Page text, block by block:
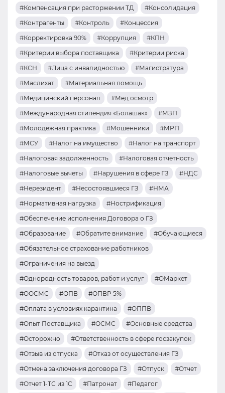
#Компенсация при расторжении ТД
#Консолидация
#Контрагенты
#Контроль
#Концессия
#Корректировка 90%
#Коррупция
#КПН
#Критерии выбора поставщика
#Критерии риска
#КСН
#Лица с инвалидностью
#Магистратура
#Маслихат
#Материальная помощь
#Медицинский персонал
#Мед.осмотр
#Международная стипендия «Болашак»
#МЗП
#Молодежная практика
#Мошенники
#МРП
#МСУ
#Налог на имущество
#Налог на транспорт
#Налоговая задолженность
#Налоговая отчетность
#Налоговые вычеты
#Нарушения в сфере ГЗ
#НДС
#Нерезидент
#Несостоявшиеся ГЗ
#НМА
#Нормативная нагрузка
#Нострификация
#Обеспечение исполнения Договора о ГЗ
#Образование
#Обратите внимание
#Обучающиеся
#Обязательное страхование работников
#Ограничения на выезд
#Однородность товаров, работ и услуг
#ОМаркет
#ООСМС
#ОПВ
#ОПВР 5%
#Оплата в условиях карантина
#ОППВ
#Опыт Поставщика
#ОСМС
#Основные средства
#Осторожно
#Ответственность в сфере госзакупок
#Отзыв из отпуска
#Отказ от осуществления ГЗ
#Отмена заключения договора ГЗ
#Отпуск
#Отчет
#Отчет 1-ТС из 1С
#Патронат
#Педагог